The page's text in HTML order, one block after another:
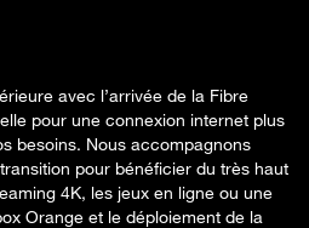
avec l’arrivée de la Fibre
pour une connexion internet plus
besoins. Nous accompagnons
pour bénéficier du très haut
4K, les jeux en ligne ou une
Orange et le déploiement de la